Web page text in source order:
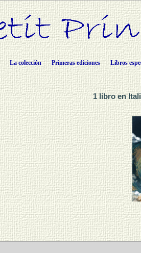
La colección Primeras ediciones Libros
1 libro en